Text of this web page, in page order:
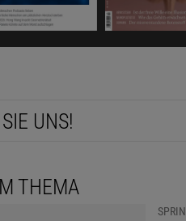
UNS!
THEMA